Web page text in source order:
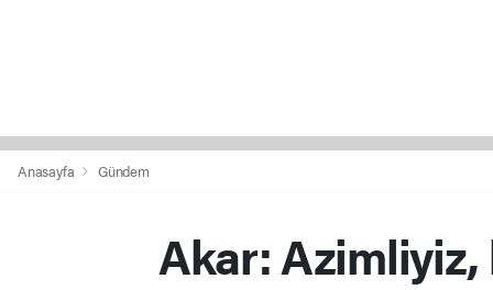
Anasayfa Gündem
Akar: Azimliyiz,